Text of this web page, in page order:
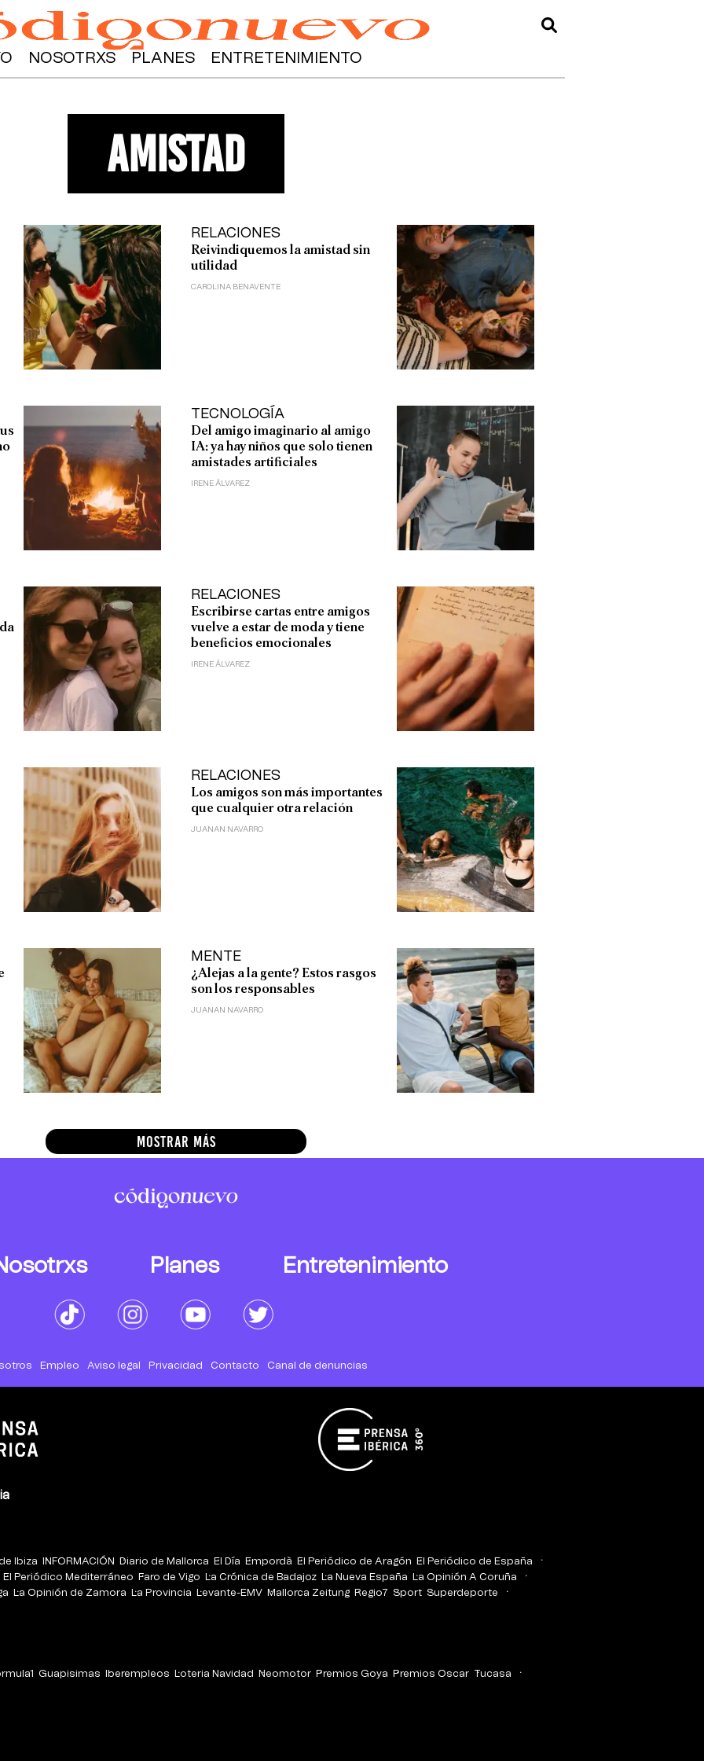
NOSOTRXS PLANES ENTRETENIMIENTO
amistad
RELACIONES
Reivindiquemos la amistad sin
utilidad
CAROLINA BENAVENTE
TECNOLOGÍA
Del amigo imaginario al amigo
IA: ya hay niños que solo tienen
amistades artificiales
IRENE ÁLVAREZ
RELACIONES
Escribirse cartas entre amigos
vuelve a estar de moda y tiene
beneficios emocionales
IRENE ÁLVAREZ
RELACIONES
Los amigos son más importantes
que cualquier otra relación
JUANAN NAVARRO
MENTE
¿Alejas a la gente? Estos rasgos
son los responsables
JUANAN NAVARRO
MOSTRAR MÁS
Planes Entretenimiento
Empleo Aviso legal Privacidad Contacto Canal de denuncias
Ibiza INFORMACIÓN Diario de Mallorca El Día Empordà El Periódico de Aragón
El Periódico de España
El Periódico Mediterráneo Faro de Vigo La Crónica de Badajoz La Nueva España
La Opinión A Coruña
La Opinión de Zamora La Provincia Levante-EMV Mallorca Zeitung Regio7 Sport Superdeporte
Guapisimas Iberempleos Loteria Navidad Neomotor Premios Goya Premios Oscar
Tucasa